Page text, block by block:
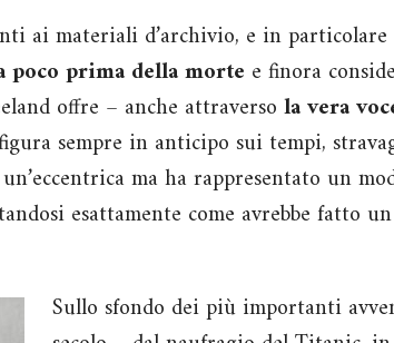
ai materiali d’archivio, e in
prima della morte e finora
offre – anche attraverso la vera
sempre in anticipo sui tempi,
ma ha rappresentato un
esattamente come avrebbe fatto
Sullo sfondo dei più importanti